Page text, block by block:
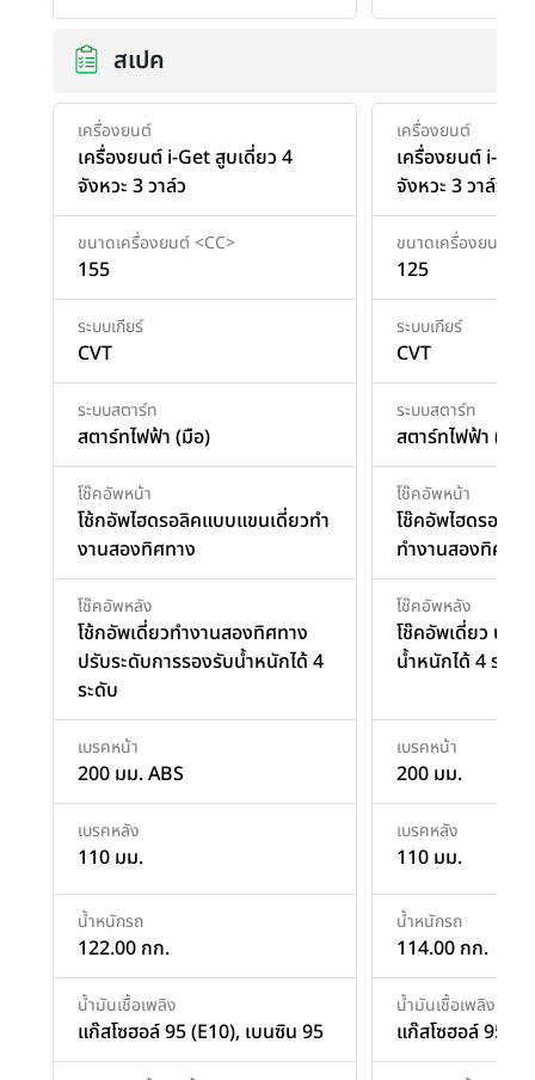
สเปค
เครื่องยนต์
เครื่องยนต์ i-Get สูบเดี่ยว 4
จังหวะ 3 วาล์ว
ขนาดเครื่องยนต์ <CC>
155
ระบบเกียร์
CVT
ระบบสตาร์ท
สตาร์ทไฟฟ้า (มือ)
โช๊คอัพหน้า
โช้กอัพไฮดรอลิคแบบแขนเดี่ยวทํา
งานสองทิศทาง
โช๊คอัพหลัง
โช้กอัพเดี่ยวทํางานสองทิศทาง
ปรับระดับการรองรับน้ำหนักได้ 4
ระดับ
เบรคหน้า
200 มม. ABS
เบรคหลัง
110 มม.
น้ำหนักรถ
122.00 กก.
น้ำมันเชื้อเพลิง
แก๊สโซฮอล์ 95 (E10), เบนซิน 95
เครื่องยนต์
เครื่องยนต์ i-Get
จังหวะ 3 วาล์ว
ขนาดเครื่องยนต์
125
ระบบเกียร์
CVT
ระบบสตาร์ท
สตาร์ทไฟฟ้า (มือ)
โช๊คอัพหน้า
โช๊คอัพไฮดรอลิค
ทำงานสองทิศทาง
โช๊คอัพหลัง
โช๊คอัพเดี่ยว ปรับ
น้ำหนักได้ 4 ระดับ
เบรคหน้า
200 มม.
เบรคหลัง
110 มม.
น้ำหนักรถ
114.00 กก.
น้ำมันเชื้อเพลิง
แก๊สโซฮอล์ 95